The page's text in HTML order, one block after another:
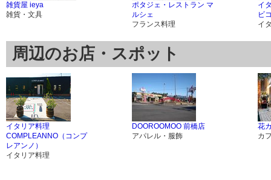
雑貨屋 ieya
雑貨・文具
ポタジェ・レストラン マ
ルシェ
フランス料理
イ
ビ
イ
周辺のお店・スポット
イタリア料理
COMPLEANNO（コンプ
レアンノ）
イタリア料理
DOOROOMOO 前橋店
アパレル・服飾
花
カ